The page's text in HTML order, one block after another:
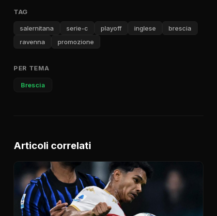
TAG
salernitana serie-c playoff inglese
brescia
ravenna
promozione
PER TEMA
Brescia
Articoli correlati